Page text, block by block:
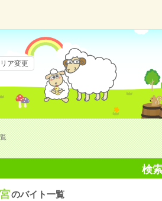
ア変更
検
のバイト一覧